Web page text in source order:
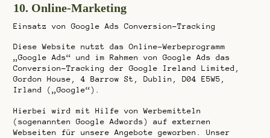
10. Online-Marketing
Einsatz von Google Ads Conversion-Tracking
Diese Website nutzt das Online-Werbeprogramm
„Google Ads“ und im Rahmen von Google Ads das
Conversion-Tracking der Google Ireland Limited,
Gordon House, 4 Barrow St, Dublin, D04 E5W5,
Irland („Google“).
Hierbei wird mit Hilfe von Werbemitteln
(sogenannten Google Adwords) auf externen
Webseiten für unsere Angebote geworben. Unser